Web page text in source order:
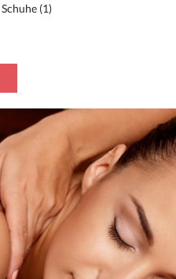
Schuhe (1)